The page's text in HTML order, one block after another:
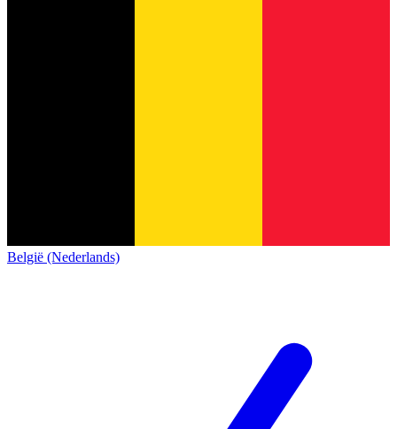
België (Nederlands)